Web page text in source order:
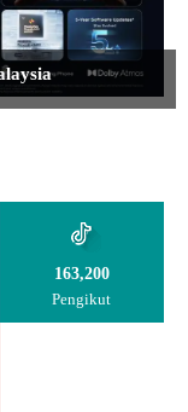
163,200
Pengikut